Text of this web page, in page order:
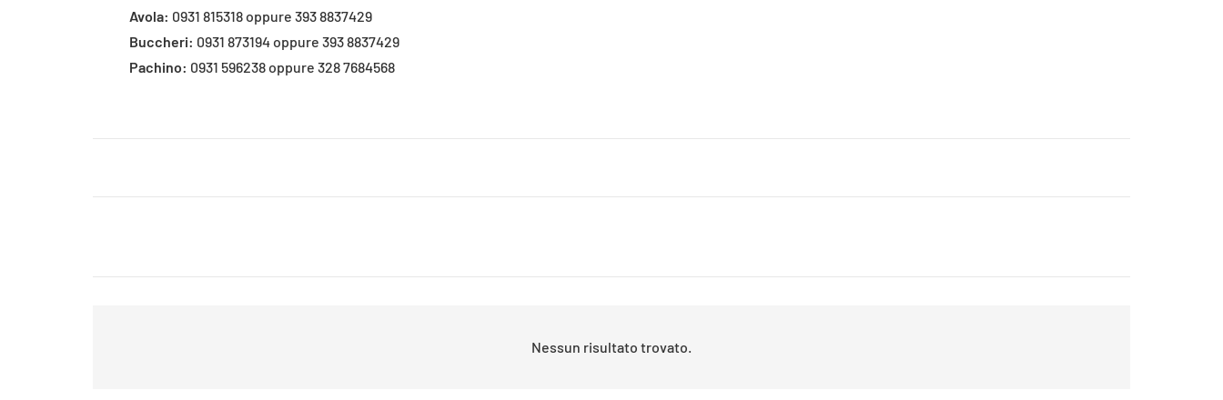
Avola: 0931 815318 oppure 393 8837429
Buccheri: 0931 873194 oppure 393 8837429
Pachino: 0931 596238 oppure 328 7684568
Nessun risultato trovato.